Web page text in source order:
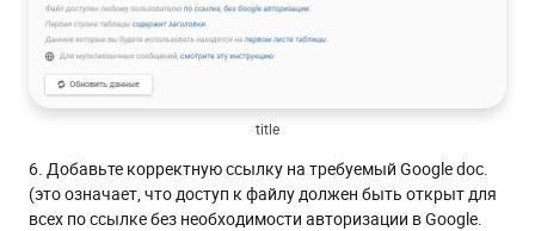
title
6. Добавьте корректную ссылку на требуемый Google doc.
(это означает, что доступ к файлу должен быть открыт для
всех по ссылке без необходимости авторизации в Google.